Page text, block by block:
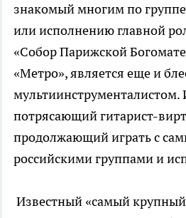
знакомый многим по
или исполнению главной
«Собор Парижской
«Метро», является еще и
мультиинструменталистом.
потрясающий гитарист-
продолжающий играть с
российскими группами и
Известный «самый